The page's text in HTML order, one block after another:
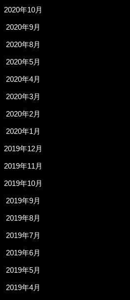
2020年10月
2020年9月
2020年8月
2020年5月
2020年4月
2020年3月
2020年2月
2020年1月
2019年12月
2019年11月
2019年10月
2019年9月
2019年8月
2019年7月
2019年6月
2019年5月
2019年4月